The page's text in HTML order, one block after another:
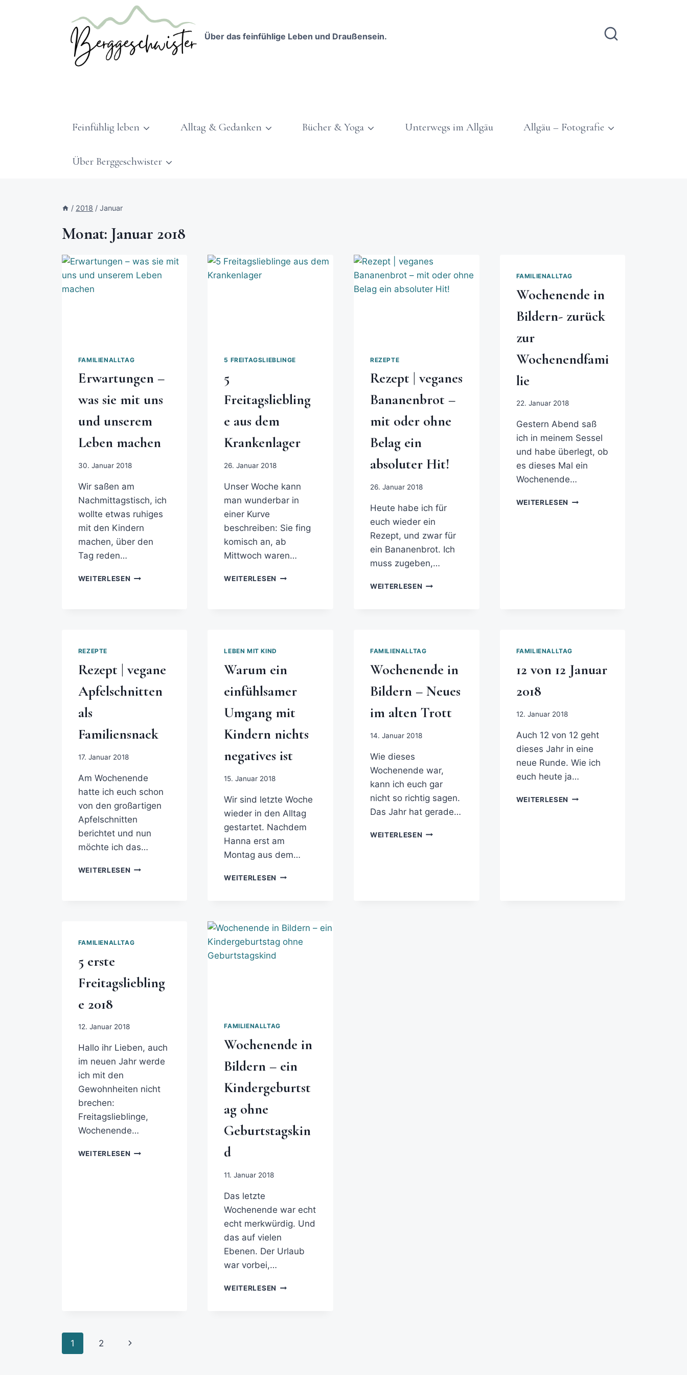
Über das feinfühlige Leben und Draußensein.
Feinfühlig leben Alltag & Gedanken Bücher & Yoga Unterwegs im Allgäu Allgäu – Fotografie
Über Berggeschwister
/ 2018 / Januar
Monat: Januar 2018
FAMILIENALLTAG
Erwartungen –
was sie mit uns
und unserem
Leben machen
30. Januar 2018
Wir saßen am
Nachmittagstisch, ich
wollte etwas ruhiges
mit den Kindern
machen, über den
Tag reden…
WEITERLESEN
5 FREITAGSLIEBLINGE
5
Freitagsliebling
e aus dem
Krankenlager
26. Januar 2018
Unser Woche kann
man wunderbar in
einer Kurve
beschreiben: Sie fing
komisch an, ab
Mittwoch waren…
WEITERLESEN
REZEPTE
Rezept | veganes
Bananenbrot –
mit oder ohne
Belag ein
absoluter Hit!
26. Januar 2018
Heute habe ich für
euch wieder ein
Rezept, und zwar für
ein Bananenbrot. Ich
muss zugeben,…
WEITERLESEN
FAMILIENALLTAG
Wochenende in
Bildern- zurück
zur
Wochenendfami
lie
22. Januar 2018
Gestern Abend saß
ich in meinem Sessel
und habe überlegt, ob
es dieses Mal ein
Wochenende…
WEITERLESEN
REZEPTE
Rezept | vegane
Apfelschnitten
als
Familiensnack
17. Januar 2018
Am Wochenende
hatte ich euch schon
von den großartigen
Apfelschnitten
berichtet und nun
möchte ich das…
WEITERLESEN
LEBEN MIT KIND
Warum ein
einfühlsamer
Umgang mit
Kindern nichts
negatives ist
15. Januar 2018
Wir sind letzte Woche
wieder in den Alltag
gestartet. Nachdem
Hanna erst am
Montag aus dem…
WEITERLESEN
FAMILIENALLTAG
Wochenende in
Bildern – Neues
im alten Trott
14. Januar 2018
Wie dieses
Wochenende war,
kann ich euch gar
nicht so richtig sagen.
Das Jahr hat gerade…
WEITERLESEN
FAMILIENALLTAG
12 von 12 Januar
2018
12. Januar 2018
Auch 12 von 12 geht
dieses Jahr in eine
neue Runde. Wie ich
euch heute ja…
WEITERLESEN
FAMILIENALLTAG
5 erste
Freitagsliebling
e 2018
12. Januar 2018
Hallo ihr Lieben, auch
im neuen Jahr werde
ich mit den
Gewohnheiten nicht
brechen:
Freitagslieblinge,
Wochenende…
WEITERLESEN
FAMILIENALLTAG
Wochenende in
Bildern – ein
Kindergeburtst
ag ohne
Geburtstagskin
d
11. Januar 2018
Das letzte
Wochenende war echt
echt merkwürdig. Und
das auf vielen
Ebenen. Der Urlaub
war vorbei,…
WEITERLESEN
1 2